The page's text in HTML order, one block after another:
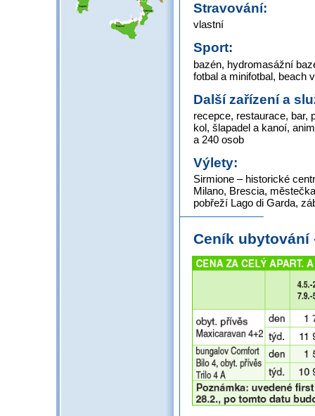
Stravování:
vlastní
Sport:
bazén, hydromasážní
fotbal a minifotbal, beach
Další zařízení a
recepce, restaurace, bar,
kol, šlapadel a kanoí,
a 240 osob
Výlety:
Sirmione – historické
Milano, Brescia,
pobřeží Lago di Garda,
Ceník